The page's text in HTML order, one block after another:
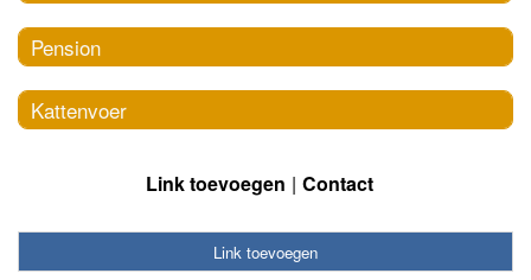
Pension
Kattenvoer
Link toevoegen Contact
Link toevoegen